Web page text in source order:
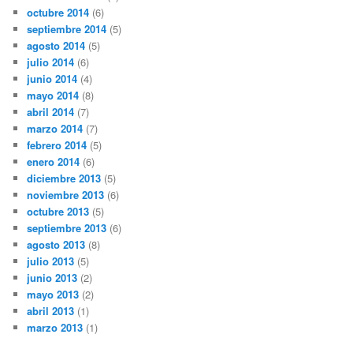
octubre 2014 (6)
septiembre 2014 (5)
agosto 2014 (5)
julio 2014 (6)
junio 2014 (4)
mayo 2014 (8)
abril 2014 (7)
marzo 2014 (7)
febrero 2014 (5)
enero 2014 (6)
diciembre 2013 (5)
noviembre 2013 (6)
octubre 2013 (5)
septiembre 2013 (6)
agosto 2013 (8)
julio 2013 (5)
junio 2013 (2)
mayo 2013 (2)
abril 2013 (1)
marzo 2013 (1)